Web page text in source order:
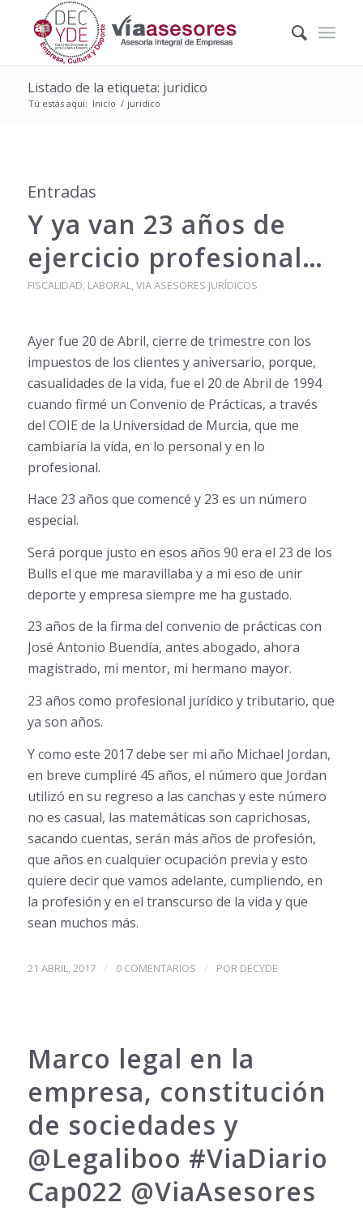
Listado de la etiqueta: juridico
Tú estás aquí: Inicio / juridico
Entradas
Y ya van 23 años de
ejercicio profesional…
FISCALIDAD, LABORAL,VIA ASESORES JURÍDICOS
Ayer fue 20 de Abril, cierre de trimestre con los
impuestos de los clientes y aniversario, porque,
casualidades de la vida, fue el 20 de Abril de 1994
cuando firmé un Convenio de Prácticas, a través
del COIE de la Universidad de Murcia, que me
cambiaría la vida, en lo personal y en lo
profesional.
Hace 23 años que comencé y 23 es un número
especial.
Será porque justo en esos años 90 era el 23 de los
Bulls el que me maravillaba y a mi eso de unir
deporte y empresa siempre me ha gustado.
23 años de la firma del convenio de prácticas con
José Antonio Buendía, antes abogado, ahora
magistrado, mi mentor, mi hermano mayor.
23 años como profesional jurídico y tributario, que
ya son años.
Y como este 2017 debe ser mi año Michael Jordan,
en breve cumpliré 45 años, el número que Jordan
utilizó en su regreso a las canchas y este número
no es casual, las matemáticas son caprichosas,
sacando cuentas, serán más años de profesión,
que años en cualquier ocupación previa y esto
quiere decir que vamos adelante, cumpliendo, en
la profesión y en el transcurso de la vida y que
sean muchos más.
21 ABRIL, 2017 / 0 COMENTARIOS / POR DECYDE
Marco legal en la
empresa, constitución
de sociedades y
@Legaliboo #ViaDiario
Cap022 @ViaAsesores